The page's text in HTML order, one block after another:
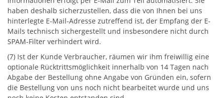
haben deshalb sicherzustellen, dass die von Ihnen bei uns
hinterlegte E-Mail-Adresse zutreffend ist, der Empfang der E-
Mails technisch sichergestellt und insbesondere nicht durch
SPAM-Filter verhindert wird.
(7) Ist der Kunde Verbraucher, räumen wir ihm freiwillig eine
optionale Rücktrittsmöglichkeit innerhalb von 14 Tagen nach
Abgabe der Bestellung ohne Angabe von Gründen ein, sofern
die Bestellung von uns noch nicht bearbeitet wurde und uns